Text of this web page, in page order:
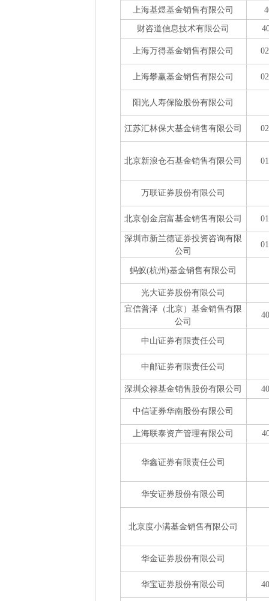
上海基煜基金销售有限公司
财咨道信息技术有限公司
上海万得基金销售有限公司
上海攀赢基金销售有限公司
阳光人寿保险股份有限公司
江苏汇林保大基金销售有限公司
北京新浪仓石基金销售有限公司
万联证券股份有限公司
北京创金启富基金销售有限公司
深圳市新兰德证券投资咨询有限
公司
蚂蚁(杭州)基金销售有限公司
光大证券股份有限公司
宜信普泽（北京）基金销售有限
公司
中山证券有限责任公司
中邮证券有限责任公司
深圳众禄基金销售股份有限公司
中信证券华南股份有限公司
上海联泰资产管理有限公司
华鑫证券有限责任公司
华安证券股份有限公司
北京度小满基金销售有限公司
华金证券股份有限公司
华宝证券股份有限公司